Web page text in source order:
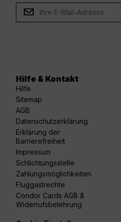
Hilfe & Kontakt
Hilfe
Sitemap
AGB
Datenschutzerklärung
Erklärung der
Barrierefreiheit
Impressum
Schlichtungsstelle
Zahlungsmöglichkeiten
Fluggastrechte
Condor Cards AGB &
Widerrufsbelehrung